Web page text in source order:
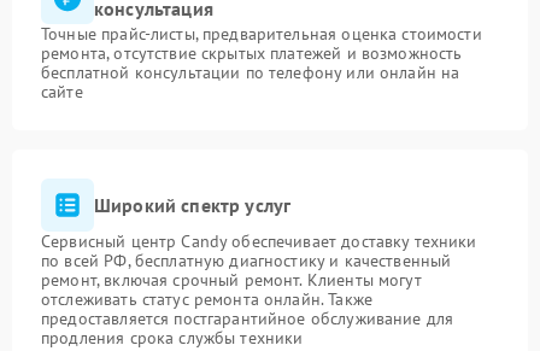
консультация
Точные прайс-листы, предварительная оценка стоимости
ремонта, отсутствие скрытых платежей и возможность
бесплатной консультации по телефону или онлайн на
сайте
Широкий спектр услуг
Сервисный центр Candy обеспечивает доставку техники
по всей РФ, бесплатную диагностику и качественный
ремонт, включая срочный ремонт. Клиенты могут
отслеживать статус ремонта онлайн. Также
предоставляется постгарантийное обслуживание для
продления срока службы техники